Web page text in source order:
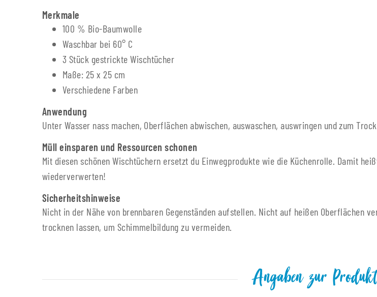
Merkmale
100 % Bio-Baumwolle
Waschbar bei 60° C
3 Stück gestrickte Wischtücher
Maße: 25 x 25 cm
Verschiedene Farben
Anwendung
Unter Wasser nass machen, Oberflächen abwischen, auswaschen, auswringen und zum
Müll einsparen und Ressourcen schonen
Mit diesen schönen Wischtüchern ersetzt du Einwegprodukte wie die Küchenrolle. Damit
wiederverwerten!
Sicherheitshinweise
Nicht in der Nähe von brennbaren Gegenständen aufstellen. Nicht auf heißen Oberflächen
trocknen lassen, um Schimmelbildung zu vermeiden.
Angaben zur